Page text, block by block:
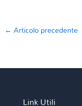
← Articolo precedente
Link Utili